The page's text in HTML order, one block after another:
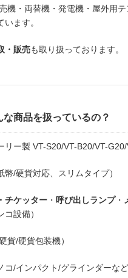
機・両替機・発電機・屋外用
ます。
・販売も取り扱っております。
な商品を扱っているの？
リー製 VT-S20/VT-B20/VT-G20/
幣/硬貨対応、スリムタイプ）
チケッター ・ 呼び出しランプ・
コ設備）
貨/硬貨包装機）
コ/インパクト/グラインダーなど